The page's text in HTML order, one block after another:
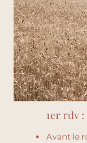
1er rdv
Avant le